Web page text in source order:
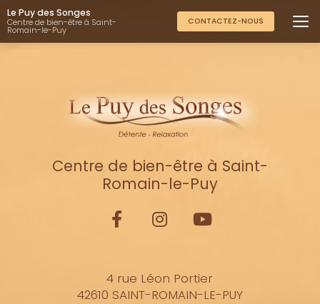
Aller
au
contenu
principal
Le Puy des Songes
Centre de bien-être à Saint-
Romain-le-Puy
CONTACTEZ-NOUS
Centre de bien-être à Saint-
Romain-le-Puy
4 rue Léon Portier
42610 SAINT-ROMAIN-LE-PUY